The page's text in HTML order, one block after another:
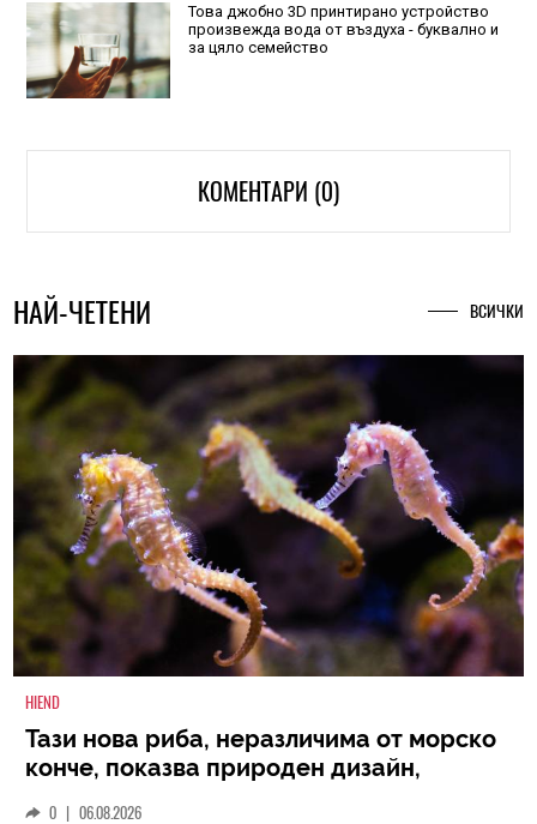
Това джобно 3D принтирано устройство
произвежда вода от въздуха - буквално и
за цяло семейство
КОМЕНТАРИ (0)
НАЙ-ЧЕТЕНИ ВСИЧКИ
HIEND
Тази нова риба, неразличима от морско
конче, показва природен дизайн,
0 | 06.08.2026